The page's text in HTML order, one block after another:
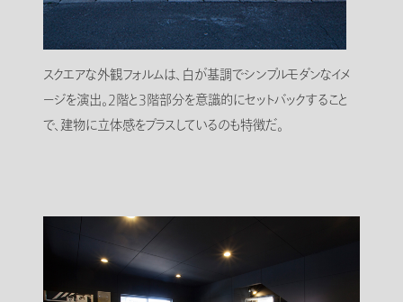
スクエアな外観フォルムは、白が基調でシンプルモダンなイメ
ージを演出。2階と3階部分を意識的にセットバックすること
で、建物に立体感をプラスしているのも特徴だ。